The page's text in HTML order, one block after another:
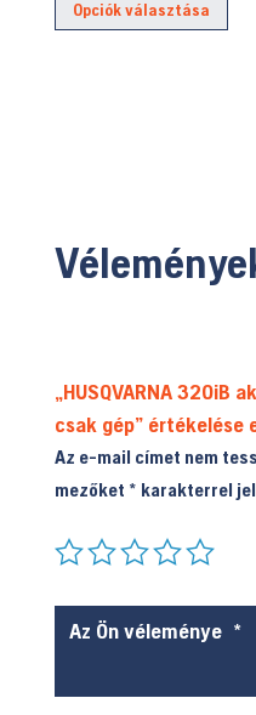
was:
Opciók választása
„HUSQVARNA 320iB
csak gép” értékelése
Az e-mail címet nem
mezőket * karakterrel